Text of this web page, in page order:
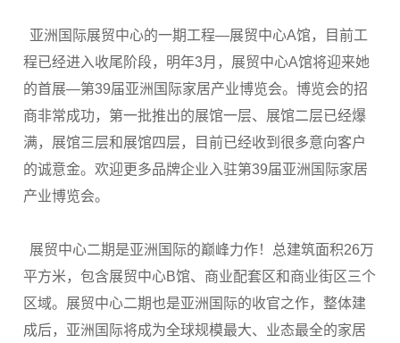
亚洲国际展贸中心的一期工程—展贸中心A馆，目前工
程已经进入收尾阶段，明年3月，展贸中心A馆将迎来她
的首展—第39届亚洲国际家居产业博览会。博览会的招
商非常成功，第一批推出的展馆一层、展馆二层已经爆
满，展馆三层和展馆四层，目前已经收到很多意向客户
的诚意金。欢迎更多品牌企业入驻第39届亚洲国际家居
产业博览会。
展贸中心二期是亚洲国际的巅峰力作！总建筑面积26万
平方米，包含展贸中心B馆、商业配套区和商业街区三个
区域。展贸中心二期也是亚洲国际的收官之作，整体建
成后，亚洲国际将成为全球规模最大、业态最全的家居